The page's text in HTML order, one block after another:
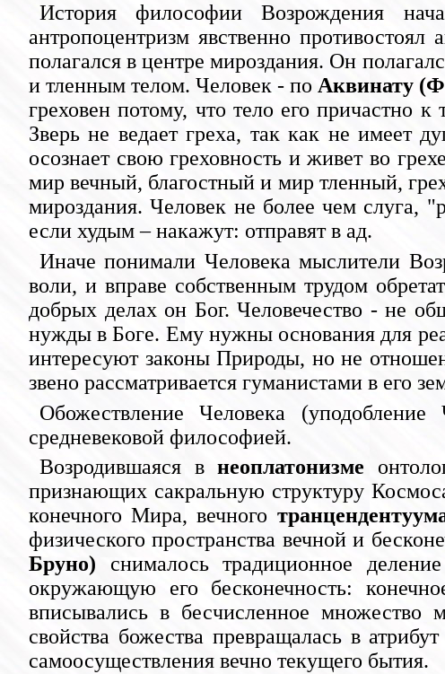
История философии Возрождения
антропоцентризм явственно
полагался в центре мироздания. Он
и тленным телом. Человек - по Аквинату
греховен потому, что тело его причастно
Зверь не ведает греха, так как не имеет
осознает свою греховность и живет во
мир вечный, благостный и мир тленный,
мироздания. Человек не более чем слуга,
если худым – накажут: отправят в ад.
Иначе понимали Человека мыслители
воли, и вправе собственным трудом
добрых делах он Бог. Человечество - не
нужды в Боге. Ему нужны основания для
интересуют законы Природы, но не
звено рассматривается гуманистами в его
Обожествление Человека
средневековой философией.
Возродившаяся внеоплатонизме
признающих сакральную структуру
конечного Мира, вечного
физического пространства вечной и
Бруно) снималось традиционное
окружающую его бесконечность:
вписывались в бесчисленное множество
свойства божества превращалась в
самоосуществления вечно текущего бытия.